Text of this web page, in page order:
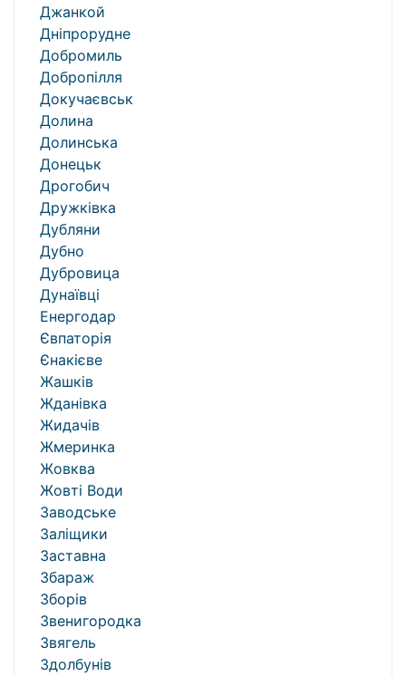
Джанкой
Дніпрорудне
Добромиль
Добропілля
Докучаєвськ
Долина
Долинська
Донецьк
Дрогобич
Дружківка
Дубляни
Дубно
Дубровица
Дунаївці
Енергодар
Євпаторія
Єнакієве
Жашків
Жданівка
Жидачів
Жмеринка
Жовква
Жовті Води
Заводське
Заліщики
Заставна
Збараж
Зборів
Звенигородка
Звягель
Здолбунів